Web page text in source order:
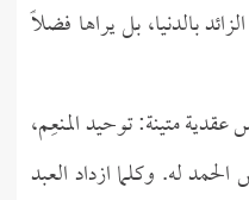
بالدنيا، بل يراها فضلًا
متينة: توحيد المنعِم،
له. وكلما ازداد العبد